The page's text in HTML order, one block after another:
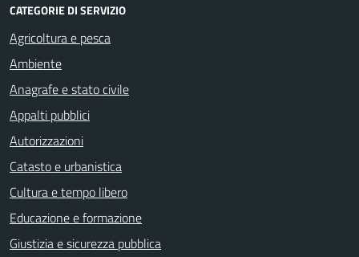
CATEGORIE DI SERVIZIO
Agricoltura e pesca
Ambiente
Anagrafe e stato civile
Appalti pubblici
Autorizzazioni
Catasto e urbanistica
Cultura e tempo libero
Educazione e formazione
Giustizia e sicurezza pubblica